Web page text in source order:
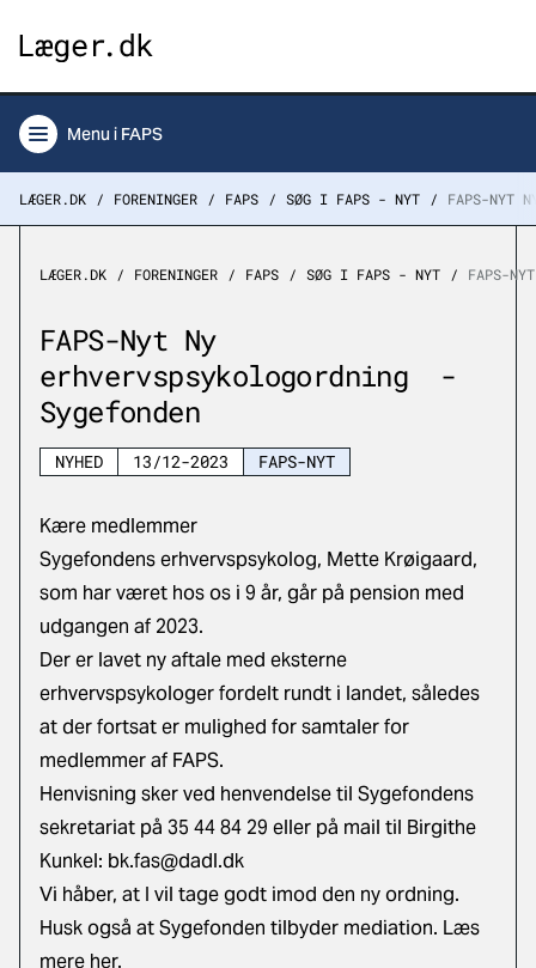
Menu i FAPS
LÆGER.DK FORENINGER FAPS SØG I FAPS - NYT FAPS-NYT
LÆGER.DK FORENINGER FAPS SØG I FAPS - NYT FAPS-
FAPS-Nyt Ny
erhvervspsykologordning -
Sygefonden
NYHED 13/12-2023 FAPS-NYT
Kære medlemmer
Sygefondens erhvervspsykolog, Mette Krøigaard,
som har været hos os i 9 år, går på pension med
udgangen af 2023.
Der er lavet ny aftale med eksterne
erhvervspsykologer fordelt rundt i landet, således
at der fortsat er mulighed for samtaler for
medlemmer af FAPS.
Henvisning sker ved henvendelse til Sygefondens
sekretariat på 35 44 84 29 eller på mail til Birgithe
Kunkel: bk.fas@dadl.dk
Vi håber, at I vil tage godt imod den ny ordning.
Husk også at Sygefonden tilbyder mediation. Læs
mere her.